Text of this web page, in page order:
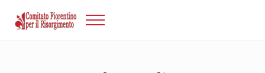
Risorgimento Firenze
Menu